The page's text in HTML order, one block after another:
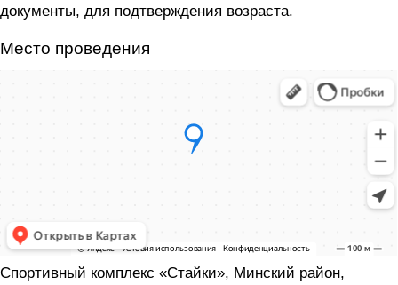
документы, для подтверждения возраста.
Место проведения
Спортивный комплекс «Стайки», Минский район,